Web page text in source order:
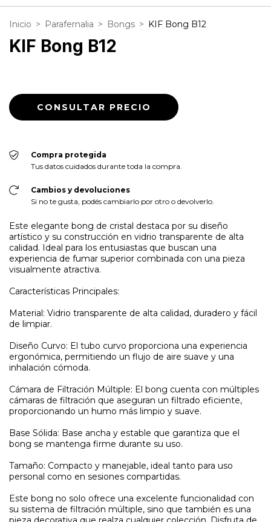
Inicio > Parafernalia > Bongs > KIF Bong B12
KIF Bong B12
Compra protegida
Tus datos cuidados durante toda la compra.
Cambios y devoluciones
Si no te gusta, podés cambiarlo por otro o devolverlo.
Este elegante bong de cristal destaca por su diseño
artístico y su construcción en vidrio transparente de alta
calidad. Ideal para los entusiastas que buscan una
experiencia de fumar superior combinada con una pieza
visualmente atractiva.
Características Principales:
Material: Vidrio transparente de alta calidad, duradero y fácil
de limpiar.
Diseño Curvo: El tubo curvo proporciona una experiencia
ergonómica, permitiendo un flujo de aire suave y una
inhalación cómoda.
Cámara de Filtración Múltiple: El bong cuenta con múltiples
cámaras de filtración que aseguran un filtrado eficiente,
proporcionando un humo más limpio y suave.
Base Sólida: Base ancha y estable que garantiza que el
bong se mantenga firme durante su uso.
Tamaño: Compacto y manejable, ideal tanto para uso
personal como en sesiones compartidas.
Este bong no solo ofrece una excelente funcionalidad con
su sistema de filtración múltiple, sino que también es una